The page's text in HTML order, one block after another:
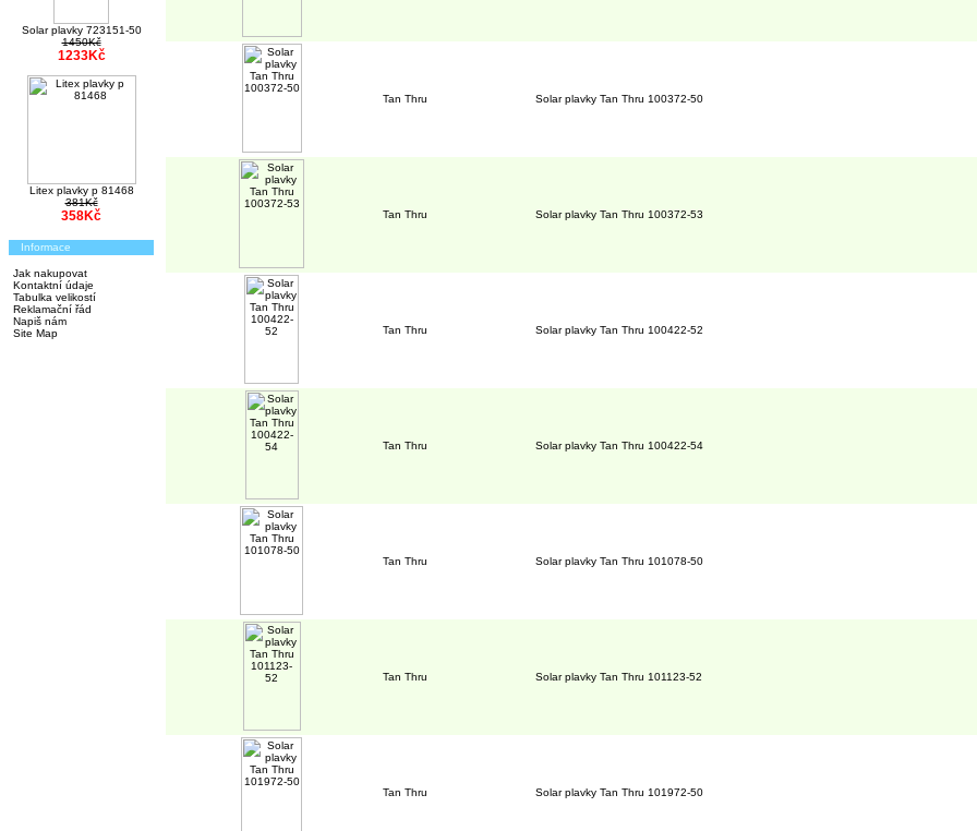
Solar plavky 723151-50
1450Kč
1233Kč
Litex plavky p 81468
381Kč
358Kč
Informace
Jak nakupovat
Kontaktní údaje
Tabulka velikostí
Reklamační řád
Napiš nám
Site Map
Tan Thru Solar plavky Tan Thru 100372-50
Tan Thru Solar plavky Tan Thru 100372-53
Tan Thru Solar plavky Tan Thru 100422-52
Tan Thru Solar plavky Tan Thru 100422-54
Tan Thru Solar plavky Tan Thru 101078-50
Tan Thru Solar plavky Tan Thru 101123-52
Tan Thru Solar plavky Tan Thru 101972-50